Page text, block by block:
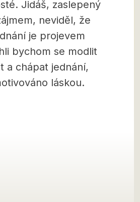
Jidáš, zaslepený
neviděl, že
je projevem
bychom se modlit
a chápat jednání,
láskou.